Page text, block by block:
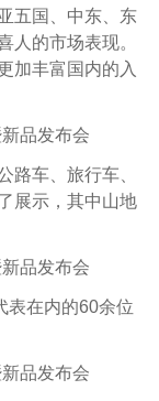
五国、中东、东
人的市场表现。
加丰富国内的入
路车、旅行车、
展示，其中山地
表在内的60余位